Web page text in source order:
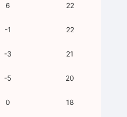
6 22
-1 22
-3 21
-5 20
0 18